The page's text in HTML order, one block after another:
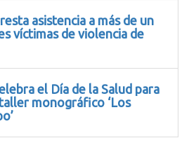
asistencia a más de un
víctimas de violencia de
el Día de la Salud para
monográfico ‘Los